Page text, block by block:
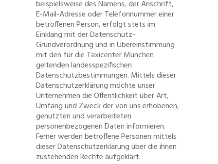
beispielsweise des Namens, der Anschrift,
E-Mail-Adresse oder Telefonnummer einer
betroffenen Person, erfolgt stets im
Einklang mit der Datenschutz-
Grundverordnung und in Übereinstimmung
mit den für die Taxicenter München
geltenden landesspezifischen
Datenschutzbestimmungen. Mittels dieser
Datenschutzerklärung möchte unser
Unternehmen die Öffentlichkeit über Art,
Umfang und Zweck der von uns erhobenen,
genutzten und verarbeiteten
personenbezogenen Daten informieren.
Ferner werden betroffene Personen mittels
dieser Datenschutzerklärung über die ihnen
zustehenden Rechte aufgeklärt.